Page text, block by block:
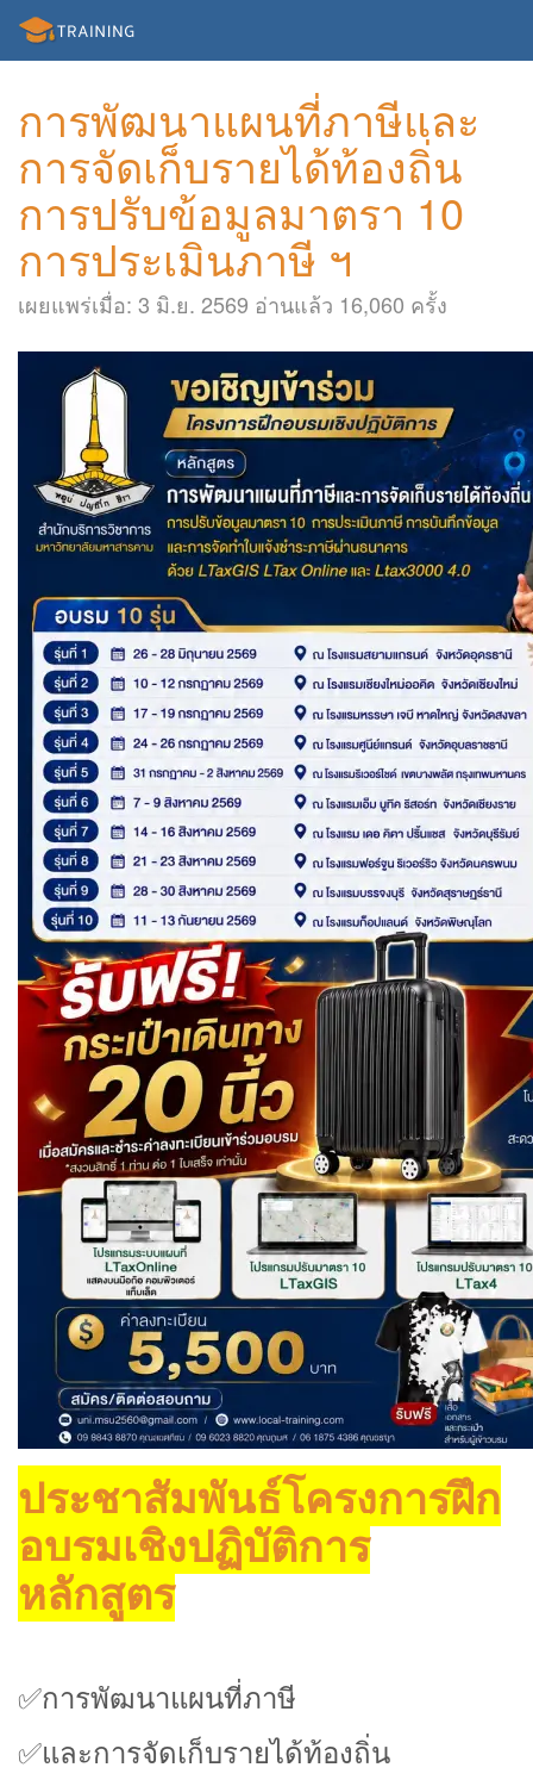
การพัฒนาแผนที่ภาษีและ
การจัดเก็บรายได้ท้องถิ่น
การปรับข้อมูลมาตรา 10
การประเมินภาษี ฯ
เผยแพร่เมื่อ: 3 มิ.ย. 2569 อ่านแล้ว 16,060 ครั้ง
ประชาสัมพันธ์โครงการฝึก
อบรมเชิงปฏิบัติการ
หลักสูตร
✅การพัฒนาแผนที่ภาษี
✅และการจัดเก็บรายได้ท้องถิ่น